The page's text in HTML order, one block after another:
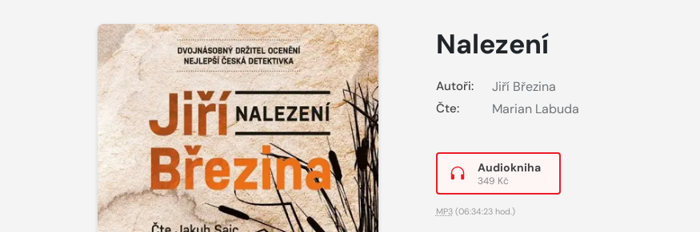
Nalezení
Autoři: Jiří Březina
Čte: Marian Labuda
Audiokniha
349 Kč
MP3(06:34:23 hod.)